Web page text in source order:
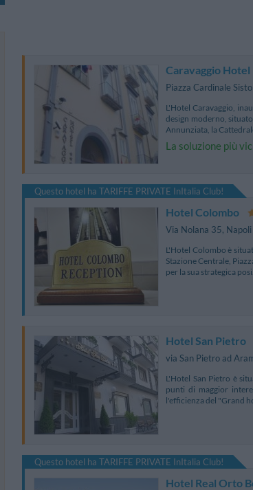
Caravaggio Hotel
Piazza Cardinale
L'Hotel Caravaggio,
design moderno,
Annunziata, la
La soluzione più
Questo hotel ha TARIFFE PRIVATE InItalia Club!
Hotel Colombo
Via Nolana 35, Napoli
L'Hotel Colombo è
Stazione Centrale,
per la sua strategica posi...
Hotel San Pietro
via San Pietro ad
L'Hotel San Pietro è
punti di maggior
l'efficienza del "Grand
Questo hotel ha TARIFFE PRIVATE InItalia Club!
Hotel Real Orto